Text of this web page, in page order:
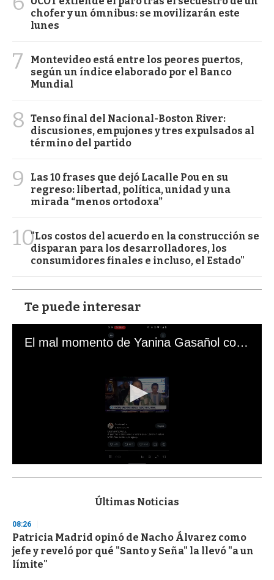
chofer y un ómnibus: se movilizarán este
lunes
7
Montevideo está entre los peores puertos,
según un índice elaborado por el Banco
Mundial
8 Tenso final del Nacional-Boston River:
discusiones, empujones y tres expulsados al
término del partido
9
Las 10 frases que dejó Lacalle Pou en su
regreso: libertad, política, unidad y una
mirada “menos ortodoxa”
10"Los costos del acuerdo en la construcción se
disparan para los desarrolladores, los
consumidores finales e incluso, el Estado"
Te puede interesar
El mal momento de Yanina Gasañol con un hincha argentino en "Subrayado"
s
d
s
o
f
3
Últimas Noticias
08:26
Patricia Madrid opinó de Nacho Álvarez como
jefe y reveló por qué "Santo y Seña" la llevó "a un
límite"